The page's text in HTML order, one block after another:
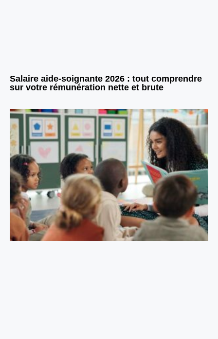
Salaire aide-soignante 2026 : tout comprendre
sur votre rémunération nette et brute